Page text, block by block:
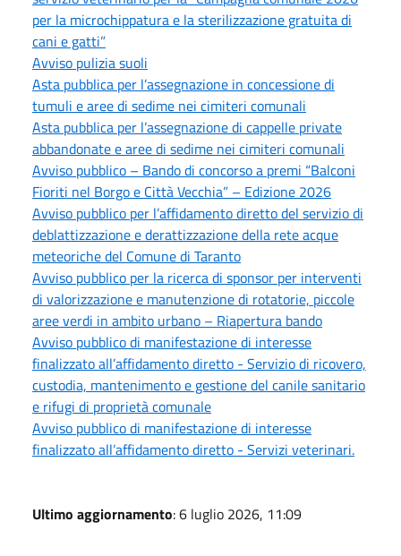
per la microchippatura e la sterilizzazione gratuita di
cani e gatti”
Avviso pulizia suoli
Asta pubblica per l’assegnazione in concessione di
tumuli e aree di sedime nei cimiteri comunali
Asta pubblica per l’assegnazione di cappelle private
abbandonate e aree di sedime nei cimiteri comunali
Avviso pubblico – Bando di concorso a premi “Balconi
Fioriti nel Borgo e Città Vecchia” – Edizione 2026
Avviso pubblico per l’affidamento diretto del servizio di
deblattizzazione e derattizzazione della rete acque
meteoriche del Comune di Taranto
Avviso pubblico per la ricerca di sponsor per interventi
di valorizzazione e manutenzione di rotatorie, piccole
aree verdi in ambito urbano – Riapertura bando
Avviso pubblico di manifestazione di interesse
finalizzato all’affidamento diretto - Servizio di ricovero,
custodia, mantenimento e gestione del canile sanitario
e rifugi di proprietà comunale
Avviso pubblico di manifestazione di interesse
finalizzato all’affidamento diretto - Servizi veterinari.
Ultimo aggiornamento: 6 luglio 2026, 11:09